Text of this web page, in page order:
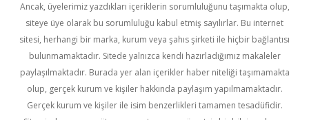
Ancak, üyelerimiz yazdıkları içeriklerin sorumluluğunu taşımakta olup,
siteye üye olarak bu sorumluluğu kabul etmiş sayılırlar. Bu internet
sitesi, herhangi bir marka, kurum veya şahıs şirketi ile hiçbir bağlantısı
bulunmamaktadır. Sitede yalnızca kendi hazırladığımız makaleler
paylaşılmaktadır. Burada yer alan içerikler haber niteliği taşımamakta
olup, gerçek kurum ve kişiler hakkında paylaşım yapılmamaktadır.
Gerçek kurum ve kişiler ile isim benzerlikleri tamamen tesadüfidir.